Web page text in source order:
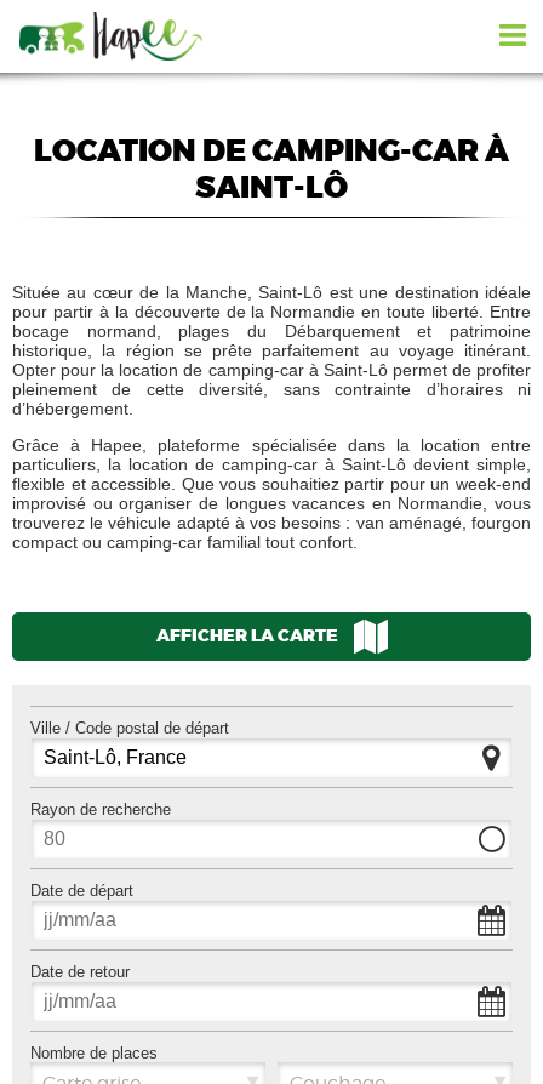
LOCATION DE CAMPING-CAR À
SAINT-LÔ
Située au cœur de la Manche, Saint-Lô est une destination idéale
pour partir à la découverte de la Normandie en toute liberté. Entre
bocage normand, plages du Débarquement et patrimoine
historique, la région se prête parfaitement au voyage itinérant.
Opter pour la location de camping-car à Saint-Lô permet de profiter
pleinement de cette diversité, sans contrainte d’horaires ni
d’hébergement.
Grâce à Hapee, plateforme spécialisée dans la location entre
particuliers, la location de camping-car à Saint-Lô devient simple,
flexible et accessible. Que vous souhaitiez partir pour un week-end
improvisé ou organiser de longues vacances en Normandie, vous
trouverez le véhicule adapté à vos besoins : van aménagé, fourgon
compact ou camping-car familial tout confort.
AFFICHER LA CARTE
Ville / Code postal de départ
Rayon de recherche
Date de départ
Date de retour
Nombre de places